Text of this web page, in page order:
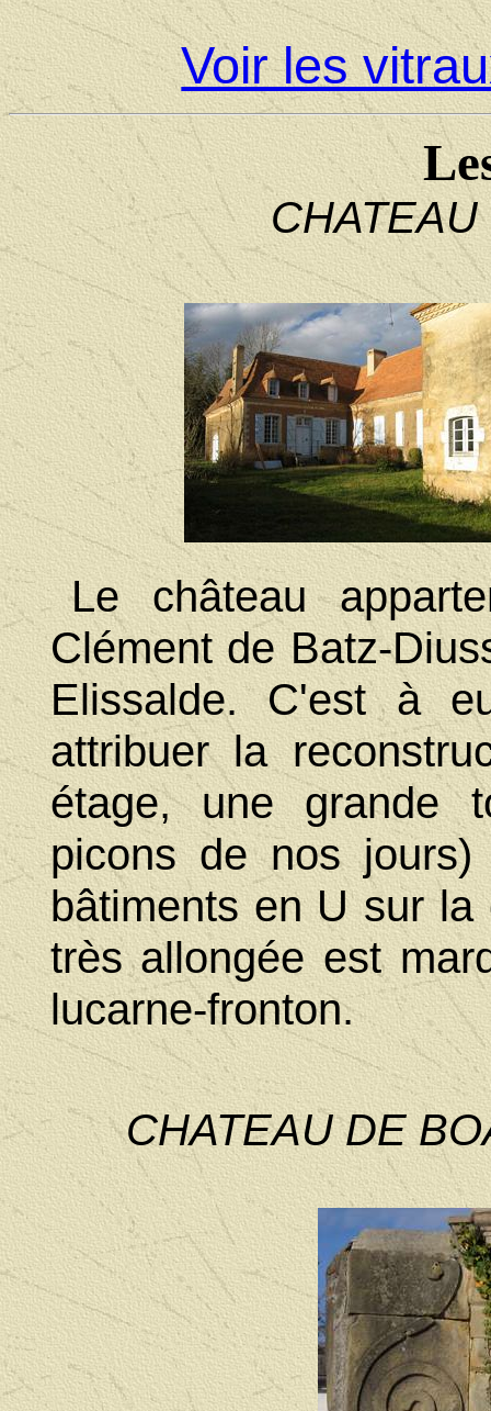
Voir les
Le château
Clément de Batz-
Elissalde. C'est à
attribuer la
étage, une grande
picons de nos
bâtiments en U sur
très allongée est
lucarne-fronton.
CHATEAU DE